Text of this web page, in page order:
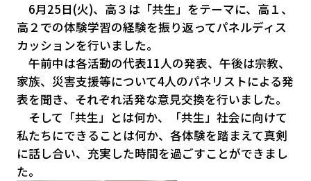
6月25日(火)、高３は「共生」をテーマに、高１、
高２での体験学習の経験を振り返ってパネルディス
カッションを行いました。
午前中は各活動の代表11人の発表、午後は宗教、
家族、災害支援等について4人のパネリストによる発
表を聞き、それぞれ活発な意見交換を行いました。
そして「共生」とは何か、「共生」社会に向けて
私たちにできることは何か、各体験を踏まえて真剣
に話し合い、充実した時間を過ごすことができまし
た。